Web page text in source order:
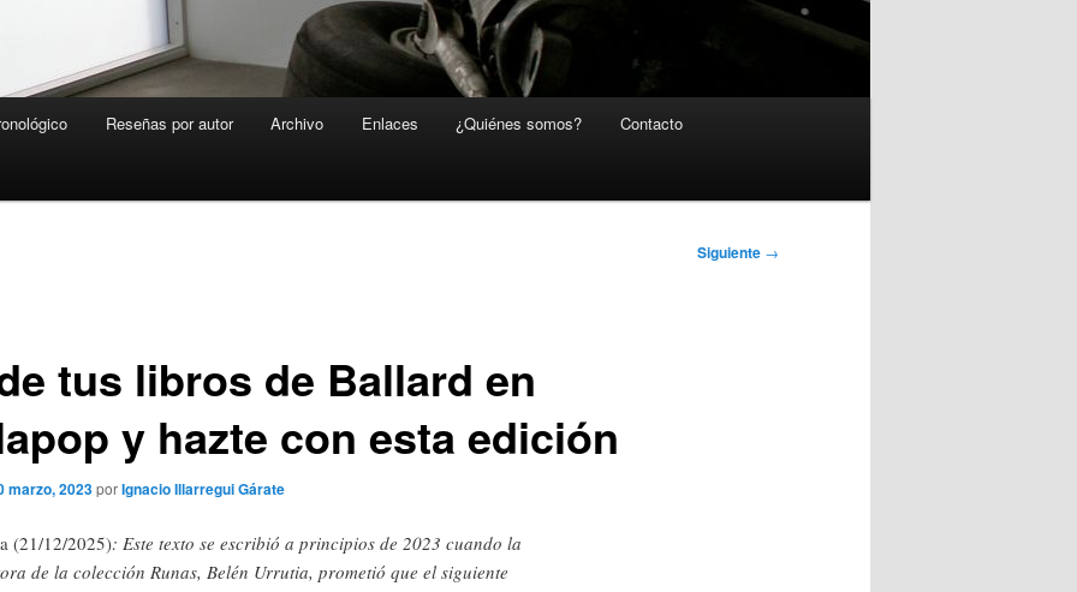
Reseñas por autor Archivo Enlaces ¿Quiénes somos? Contacto
Siguiente →
tus libros de Ballard en
y hazte con esta edición
marzo, 2023porIgnacio Illarregui Gárate
(21/12/2025): Este texto se escribió a principios de 2023 cuando la
de la colección Runas, Belén Urrutia, prometió que el siguiente